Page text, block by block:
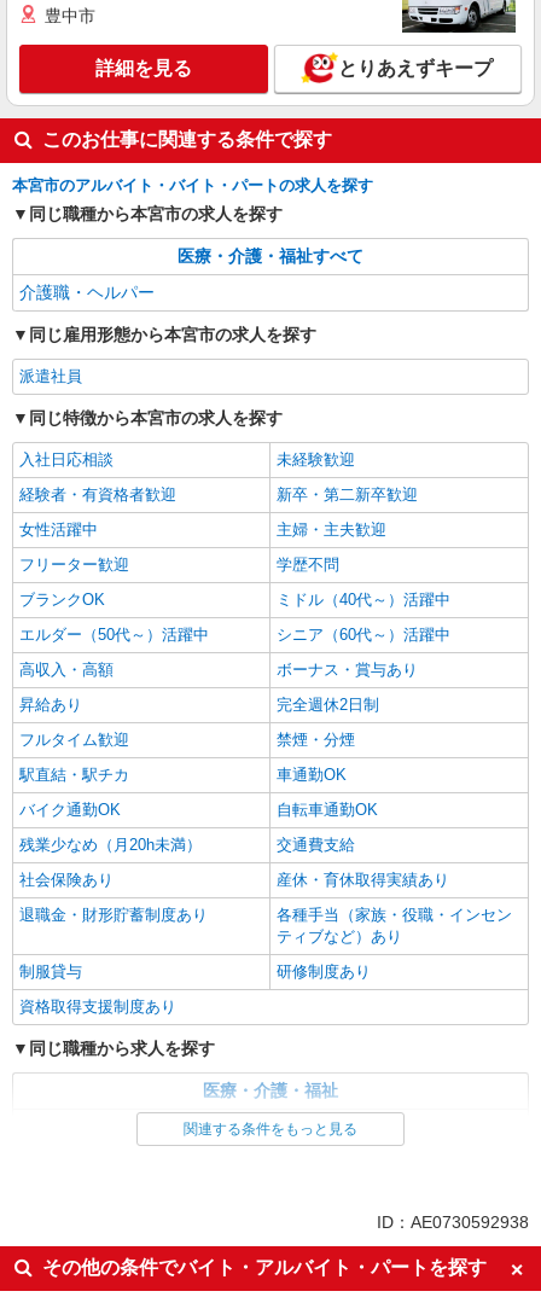
派遣社員
株式会社kotrio /●SD-H-1975289
本宮市｜小さなグループホームで家事や生活の
サポート！
時給1350円〜2062円 ＜日払い有/週払い有/交
通費全支給(ガソリン代含む)＞
本宮市/来社不要/面接なし/車通勤OK
キープ 詳細を見る
派遣社員
株式会社kotrio /●SD-H-1975252
本宮市★シフト柔軟で長く働きやすいシニア向
時給1350円〜2062円 ＜日払い有/週払い有/交
通費全支給(ガソリン代含む)＞
本宮市/来社不要/面接なし/車通勤OK
キープ 詳細を見る
豊中市
詳細を見る とりあえずキープ
このお仕事に関連する条件で探す
本宮市のアルバイト・バイト・パートの求人を探す
同じ職種から本宮市の求人を探す
医療・介護・福祉すべて
介護職・ヘルパー
同じ雇用形態から本宮市の求人を探す
派遣社員
同じ特徴から本宮市の求人を探す
入社日応相談
未経験歓迎
経験者・有資格者歓迎
新卒・第二新卒歓迎
女性活躍中
主婦・主夫歓迎
フリーター歓迎
学歴不問
ブランクOK
ミドル（40代～）活躍中
エルダー（50代～）活躍中
シニア（60代～）活躍中
高収入・高額
ボーナス・賞与あり
昇給あり
完全週休2日制
フルタイム歓迎
禁煙・分煙
駅直結・駅チカ
車通勤OK
バイク通勤OK
自転車通勤OK
残業少なめ（月20h未満）
交通費支給
社会保険あり
産休・育休取得実績あり
退職金・財形貯蓄制度あり
各種手当（家族・役職・インセン
ティブなど）あり
制服貸与
研修制度あり
資格取得支援制度あり
同じ職種から求人を探す
医療・介護・福祉
ボーナス・賞与あり
車通勤OK
交通費支給
社会保険あり
関連する条件をもっと見る
ID：AE0730592938
その他の条件でバイト・アルバイト・パートを探す